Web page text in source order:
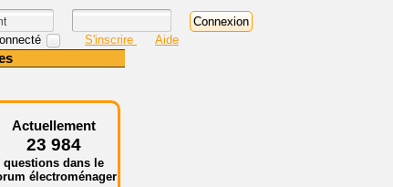
S'inscrire Aide
Actuellement
23 984
questions dans le
électroménager